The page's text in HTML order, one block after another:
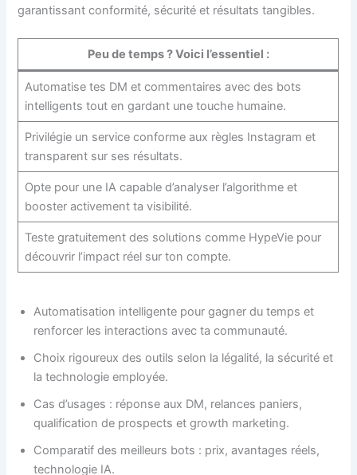
garantissant conformité, sécurité et résultats tangibles.
Peu de temps ? Voici l’essentiel :
Automatise tes DM et commentaires avec des bots
intelligents tout en gardant une touche humaine.
Privilégie un service conforme aux règles Instagram et
transparent sur ses résultats.
Opte pour une IA capable d’analyser l’algorithme et
booster activement ta visibilité.
Teste gratuitement des solutions comme HypeVie pour
découvrir l’impact réel sur ton compte.
Automatisation intelligente pour gagner du temps et
renforcer les interactions avec ta communauté.
Choix rigoureux des outils selon la légalité, la sécurité et
la technologie employée.
Cas d’usages : réponse aux DM, relances paniers,
qualification de prospects et growth marketing.
Comparatif des meilleurs bots : prix, avantages réels,
technologie IA.